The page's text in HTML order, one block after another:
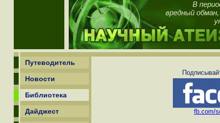
В
вредный
Путеводитель
Новости
Библиотека
Дайджест fb.com/